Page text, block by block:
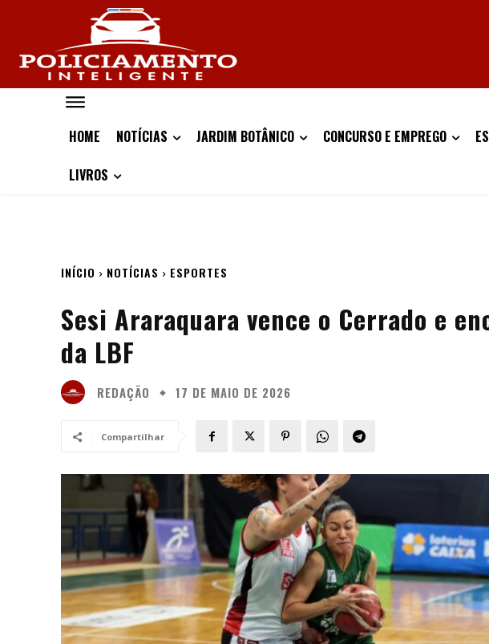
HOME NOTÍCIAS JARDIM BOTÂNICO CONCURSO E EMPREGO
LIVROS
INÍCIO NOTÍCIAS ESPORTES
Sesi Araraquara vence o Cerrado e
da LBF
REDAÇÃO 17 DE MAIO DE 2026
Compartilhar